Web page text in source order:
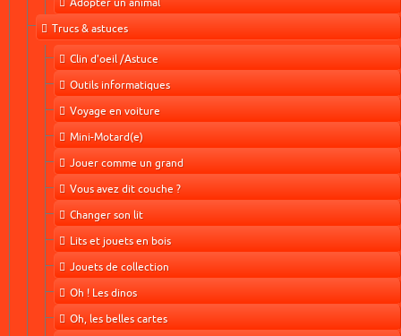
Trucs & astuces
Clin d'oeil /Astuce
Outils informatiques
Voyage en voiture
Mini-Motard(e)
Jouer comme un grand
Vous avez dit couche ?
Changer son lit
Lits et jouets en bois
Jouets de collection
Oh ! Les dinos
Oh, les belles cartes